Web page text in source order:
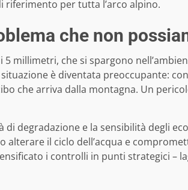
per tutta l’arco alpino.
che non
millimetri, che si spargono
situazione è diventata preoccupante:
che arriva dalla montagna. Un
degradazione e la sensibilità degli
il ciclo dell’acqua e
i controlli in punti strategici –